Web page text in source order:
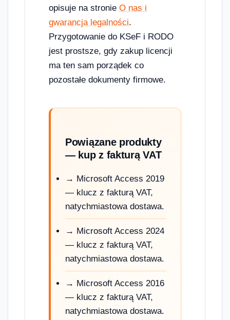
opisuje na stronie O nas i
gwarancja legalności.
Przygotowanie do KSeF i RODO
jest prostsze, gdy zakup licencji
ma ten sam porządek co
pozostałe dokumenty firmowe.
Powiązane produkty
— kup z fakturą VAT
→ Microsoft Access 2019
— klucz z fakturą VAT,
natychmiastowa dostawa.
→ Microsoft Access 2024
— klucz z fakturą VAT,
natychmiastowa dostawa.
→ Microsoft Access 2016
— klucz z fakturą VAT,
natychmiastowa dostawa.